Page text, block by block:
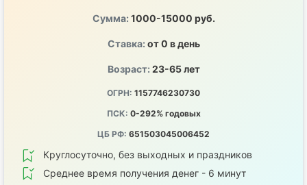
Сумма: 1000-15000 руб.
Ставка: от 0 в день
Возраст: 23-65 лет
ОГРН: 1157746230730
ПСК: 0-292% годовых
ЦБ РФ: 651503045006452
Круглосуточно, без выходных и праздников
Среднее время получения денег - 6 минут